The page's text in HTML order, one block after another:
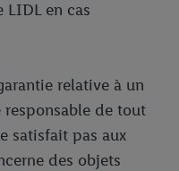
LIDL en cas
relative à un
de tout
satisfait pas aux
des objets